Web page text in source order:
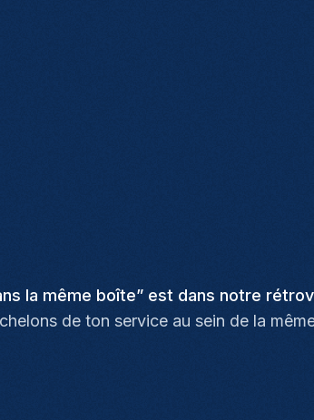
la même boîte” est dans notre
de ton service au sein de la